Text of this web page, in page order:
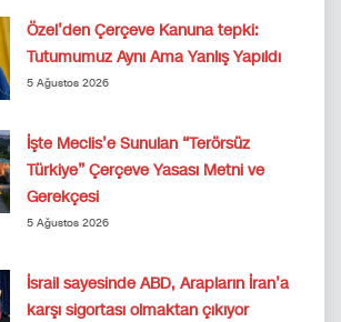
Özel’den Çerçeve Kanuna tepki:
Tutumumuz Aynı Ama Yanlış Yapıldı
5 Ağustos 2026
İşte Meclis’e Sunulan “Terörsüz
Türkiye” Çerçeve Yasası Metni ve
Gerekçesi
5 Ağustos 2026
İsrail sayesinde ABD, Arapların İran’a
karşı sigortası olmaktan çıkıyor